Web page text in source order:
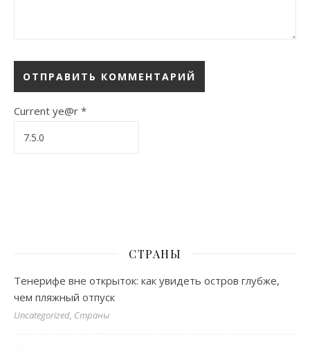
Current ye@r *
СТРАНЫ
Тенерифе вне открыток: как увидеть остров глубже,
чем пляжный отпуск
Uncategorized, Страны